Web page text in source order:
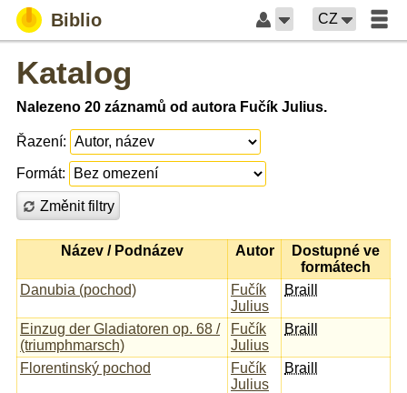
Biblio CZ
Katalog
Nalezeno 20 záznamů od autora Fučík Julius.
Řazení:
Formát:
Změnit filtry
Název / Podnázev Autor
Dostupné ve
formátech
Danubia (pochod)
Fučík
Julius
Braill
Einzug der Gladiatoren op. 68 /
(triumphmarsch)
Fučík
Julius
Braill
Florentinský pochod
Fučík
Julius
Braill